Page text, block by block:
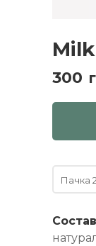
300
Пачка